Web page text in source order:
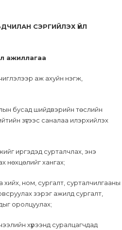
СЭРГИЙЛЭХ ҮЙЛ
ажиллагаа
чиглэлээр аж ахуйн нэгж,
бусад шийдвэрийн төслийн
зүгээс саналаа илэрхийлэх
иргэдэд сурталчлах, энэ
нөхцөлийг хангах;
ном, сургалт, сурталчилгааны
зэрэг ажилд сургалт,
оролцуулах;
хүрээнд суралцагчдад